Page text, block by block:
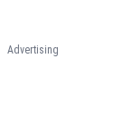
Advertising